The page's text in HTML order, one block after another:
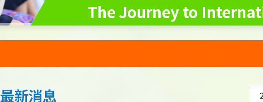
The Journey to
最新消息